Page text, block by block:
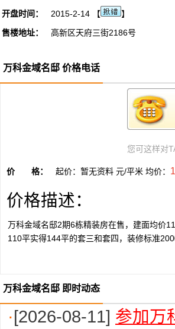
开盘时间：
2015-2-14 【
】
售楼地址：
高新区天府三街2186号
万科金域名邸 价格电话
您可这样对
价 格： 起价：暂无资料 元/平米 均价：
价格描述：
万科金域名邸2期6栋精装房在售，建面均价
110平实得144平的套三和套四，装修标准
万科金域名邸 即时动态
·[2026-08-11] 参加万